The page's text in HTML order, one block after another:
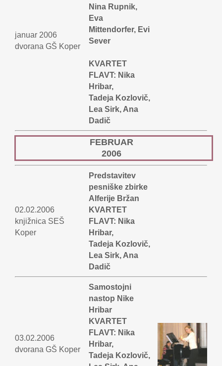
januar 2006
dvorana GŠ Koper
Nina Rupnik,
Eva
Mittendorfer, Evi
Sever
KVARTET
FLAVT: Nika
Hribar,
Tadeja Kozlovič,
Lea Sirk, Ana
Dadič
FEBRUAR
2006
02.02.2006
knjižnica SEŠ
Koper
Predstavitev
pesniške zbirke
Alferije Bržan
KVARTET
FLAVT: Nika
Hribar,
Tadeja Kozlovič,
Lea Sirk, Ana
Dadič
03.02.2006
dvorana GŠ Koper
Samostojni
nastop Nike
Hribar
KVARTET
FLAVT: Nika
Hribar,
Tadeja Kozlovič,